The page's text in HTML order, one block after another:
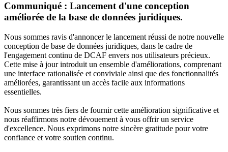
Communiqué : Lancement d'une conception
améliorée de la base de données juridiques.
Nous sommes ravis d'annoncer le lancement réussi de notre nouvelle
conception de base de données juridiques, dans le cadre de
l'engagement continu de DCAF envers nos utilisateurs précieux.
Cette mise à jour introduit un ensemble d'améliorations, comprenant
une interface rationalisée et conviviale ainsi que des fonctionnalités
améliorées, garantissant un accès facile aux informations
essentielles.
Nous sommes très fiers de fournir cette amélioration significative et
nous réaffirmons notre dévouement à vous offrir un service
d'excellence. Nous exprimons notre sincère gratitude pour votre
confiance et votre soutien continu.